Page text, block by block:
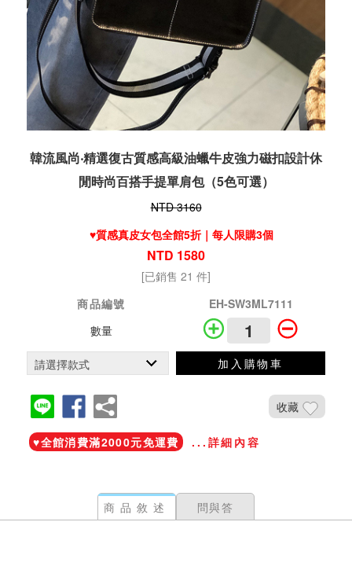
韓流風尚‧精選復古質感高級油蠟牛皮強力磁扣設計休
閒時尚百搭手提單肩包（5色可選）
NTD 3160
♥️質感真皮女包全館5折｜每人限購3個
NTD 1580
[已銷售 21 件]
商品編號
EH-SW3ML7111
數量
加入購物車
收藏
♥️全館消費滿2000元免運費 ...詳細內容
商品敘述 問與答